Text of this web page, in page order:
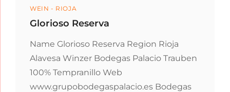
Categories
WEIN - RIOJA
Glorioso Reserva
Name Glorioso Reserva Region Rioja
Alavesa Winzer Bodegas Palacio Trauben
100% Tempranillo Web
www.grupobodegaspalacio.es Bodegas